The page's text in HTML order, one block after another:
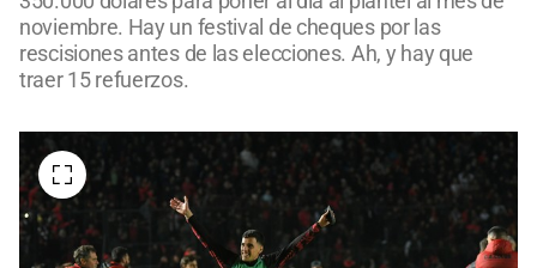
noviembre. Hay un festival de cheques por las
rescisiones antes de las elecciones. Ah, y hay que
traer 15 refuerzos.